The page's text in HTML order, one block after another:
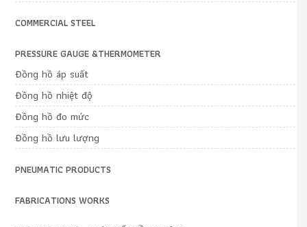
COMMERCIAL STEEL
PRESSURE GAUGE &THERMOMETER
Đồng hồ áp suất
Đồng hồ nhiệt độ
Đồng hồ đo mức
Đồng hồ lưu lượng
PNEUMATIC PRODUCTS
FABRICATIONS WORKS